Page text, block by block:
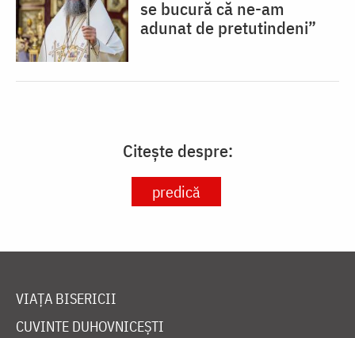
se bucură că ne-am
adunat de pretutindeni”
Citește despre:
predică
VIAȚA BISERICII
CUVINTE DUHOVNICEȘTI